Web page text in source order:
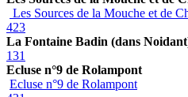
Les Sources de la Mouche et de
423
La Fontaine Badin (dans
131
Ecluse n°9 de Rolampont
Ecluse n°9 de Rolampont